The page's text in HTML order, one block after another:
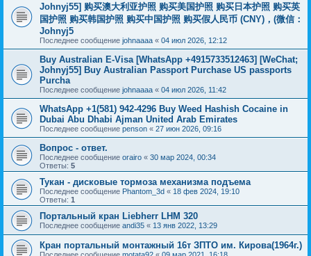
Johnyj55] 购买澳大利亚护照 购买美国护照 购买日本护照 购买英
国护照 购买韩国护照 购买中国护照 购买假人民币 (CNY)，(微信：
Johnyj5
Последнее сообщение johnaaaa « 04 июл 2026, 12:12
Buy Australian E-Visa [WhatsApp +4915733512463] [WeChat;
Johnyj55] Buy Australian Passport Purchase US passports
Purcha
Последнее сообщение johnaaaa « 04 июл 2026, 11:42
WhatsApp +1(581) 942-4296 Buy Weed Hashish Cocaine in
Dubai Abu Dhabi Ajman United Arab Emirates
Последнее сообщение penson « 27 июн 2026, 09:16
Вопрос - ответ.
Последнее сообщение orairo « 30 мар 2024, 00:34
Ответы: 5
Тукан - дисковые тормоза механизма подъема
Последнее сообщение Phantom_3d « 18 фев 2024, 19:10
Ответы: 1
Портальный кран Liebherr LHM 320
Последнее сообщение andi35 « 13 янв 2022, 13:29
Кран портальный монтажный 16т ЗПТО им. Кирова(1964г.)